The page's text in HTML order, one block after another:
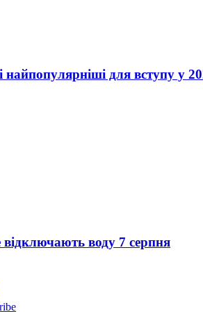
найпопулярніші для вступу у
відключають воду 7 серпня